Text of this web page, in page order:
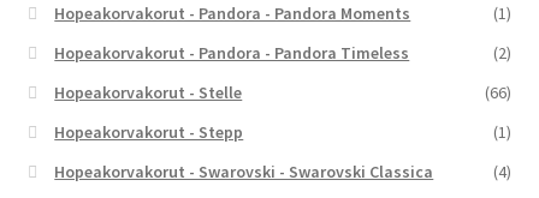
Hopeakorvakorut - Pandora - Pandora Moments
(1)
Hopeakorvakorut - Pandora - Pandora Timeless
(2)
Hopeakorvakorut - Stelle
(66)
Hopeakorvakorut - Stepp
(1)
Hopeakorvakorut - Swarovski - Swarovski Classica
(4)